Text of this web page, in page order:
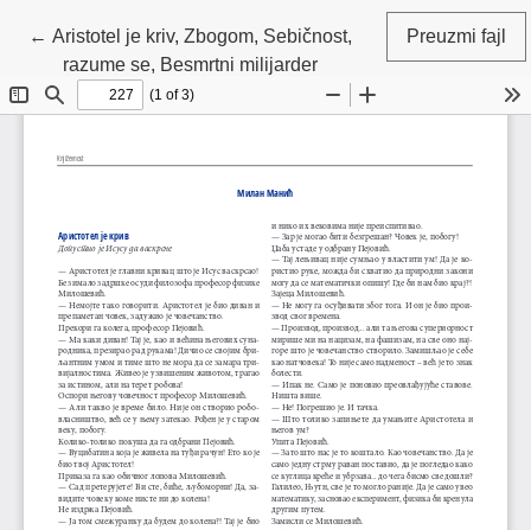
←Povratak na detalje članka
Aristotel je kriv, Zbogom, Sebičnost,
razume se, Besmrtni milijarder
Preuzmi fajl